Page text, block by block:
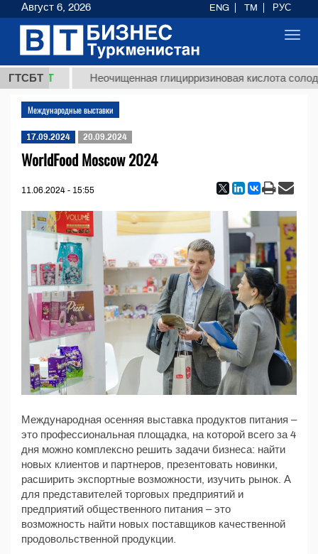
ГТСБТ
37,8 ТМТ Неочищенная глицирризиновая кислота
Международные выставки
17.09.2024 20.09.2024
WorldFood Moscow 2024
11.06.2024 - 15:55
Международная осенняя выставка продуктов питания –
это профессиональная площадка, на которой всего за 4
дня можно комплексно решить задачи бизнеса: найти
новых клиентов и партнеров, презентовать новинки,
расширить экспортные возможности, изучить рынок. А
для представителей торговых предприятий и
предприятий общественного питания – это
возможность найти новых поставщиков качественной
продовольственной продукции.
Август 6, 2026 ENG TM РУС